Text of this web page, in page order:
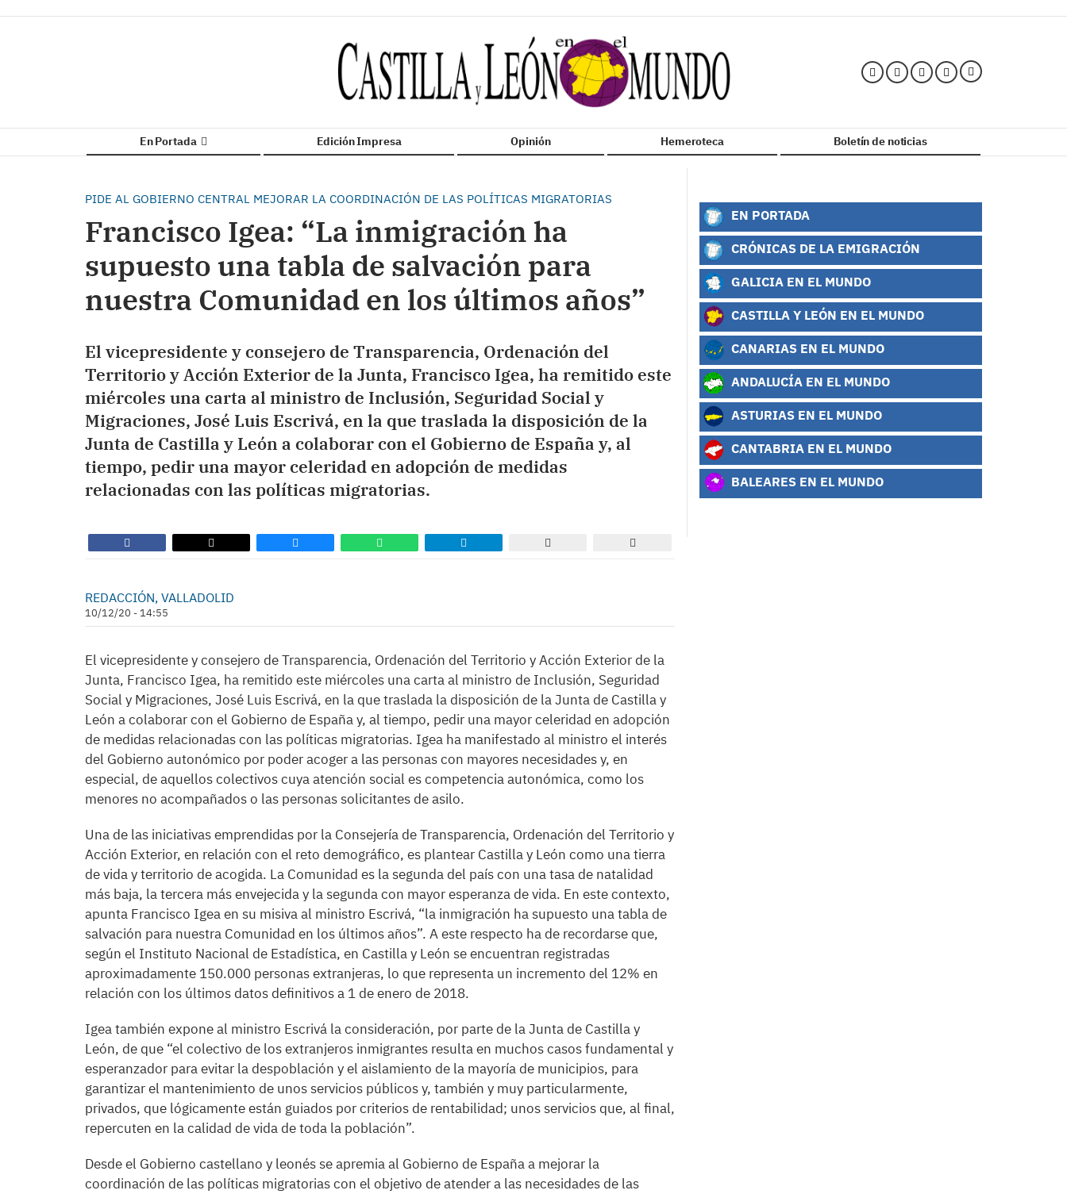
En Portada Edición Impresa Opinión Hemeroteca Boletín de noticias
PIDE AL GOBIERNO CENTRAL MEJORAR LA COORDINACIÓN DE LAS POLÍTICAS MIGRATORIAS
Francisco Igea: “La inmigración ha
supuesto una tabla de salvación para
nuestra Comunidad en los últimos años”
El vicepresidente y consejero de Transparencia, Ordenación del
Territorio y Acción Exterior de la Junta, Francisco Igea, ha remitido este
miércoles una carta al ministro de Inclusión, Seguridad Social y
Migraciones, José Luis Escrivá, en la que traslada la disposición de la
Junta de Castilla y León a colaborar con el Gobierno de España y, al
tiempo, pedir una mayor celeridad en adopción de medidas
relacionadas con las políticas migratorias.
REDACCIÓN, VALLADOLID
10/12/20 - 14:55
El vicepresidente y consejero de Transparencia, Ordenación del Territorio y Acción Exterior de la
Junta, Francisco Igea, ha remitido este miércoles una carta al ministro de Inclusión, Seguridad
Social y Migraciones, José Luis Escrivá, en la que traslada la disposición de la Junta de Castilla y
León a colaborar con el Gobierno de España y, al tiempo, pedir una mayor celeridad en adopción
de medidas relacionadas con las políticas migratorias. Igea ha manifestado al ministro el interés
del Gobierno autonómico por poder acoger a las personas con mayores necesidades y, en
especial, de aquellos colectivos cuya atención social es competencia autonómica, como los
menores no acompañados o las personas solicitantes de asilo.
Una de las iniciativas emprendidas por la Consejería de Transparencia, Ordenación del Territorio y
Acción Exterior, en relación con el reto demográfico, es plantear Castilla y León como una tierra
de vida y territorio de acogida. La Comunidad es la segunda del país con una tasa de natalidad
más baja, la tercera más envejecida y la segunda con mayor esperanza de vida. En este contexto,
apunta Francisco Igea en su misiva al ministro Escrivá, “la inmigración ha supuesto una tabla de
salvación para nuestra Comunidad en los últimos años”. A este respecto ha de recordarse que,
según el Instituto Nacional de Estadística, en Castilla y León se encuentran registradas
aproximadamente 150.000 personas extranjeras, lo que representa un incremento del 12% en
relación con los últimos datos definitivos a 1 de enero de 2018.
Igea también expone al ministro Escrivá la consideración, por parte de la Junta de Castilla y
León, de que “el colectivo de los extranjeros inmigrantes resulta en muchos casos fundamental y
esperanzador para evitar la despoblación y el aislamiento de la mayoría de municipios, para
garantizar el mantenimiento de unos servicios públicos y, también y muy particularmente,
privados, que lógicamente están guiados por criterios de rentabilidad; unos servicios que, al final,
repercuten en la calidad de vida de toda la población”.
Desde el Gobierno castellano y leonés se apremia al Gobierno de España a mejorar la
coordinación de las políticas migratorias con el objetivo de atender a las necesidades de las
EN PORTADA
CRÓNICAS DE LA EMIGRACIÓN
GALICIA EN EL MUNDO
CASTILLA Y LEÓN EN EL MUNDO
CANARIAS EN EL MUNDO
ANDALUCÍA EN EL MUNDO
ASTURIAS EN EL MUNDO
CANTABRIA EN EL MUNDO
BALEARES EN EL MUNDO